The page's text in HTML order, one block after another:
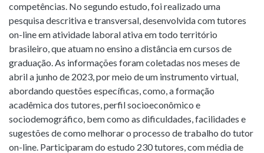
competências. No segundo estudo, foi realizado uma
pesquisa descritiva e transversal, desenvolvida com tutores
on-line em atividade laboral ativa em todo território
brasileiro, que atuam no ensino a distância em cursos de
graduação. As informações foram coletadas nos meses de
abril a junho de 2023, por meio de um instrumento virtual,
abordando questões específicas, como, a formação
acadêmica dos tutores, perfil socioeconômico e
sociodemográfico, bem como as dificuldades, facilidades e
sugestões de como melhorar o processo de trabalho do tutor
on-line. Participaram do estudo 230 tutores, com média de